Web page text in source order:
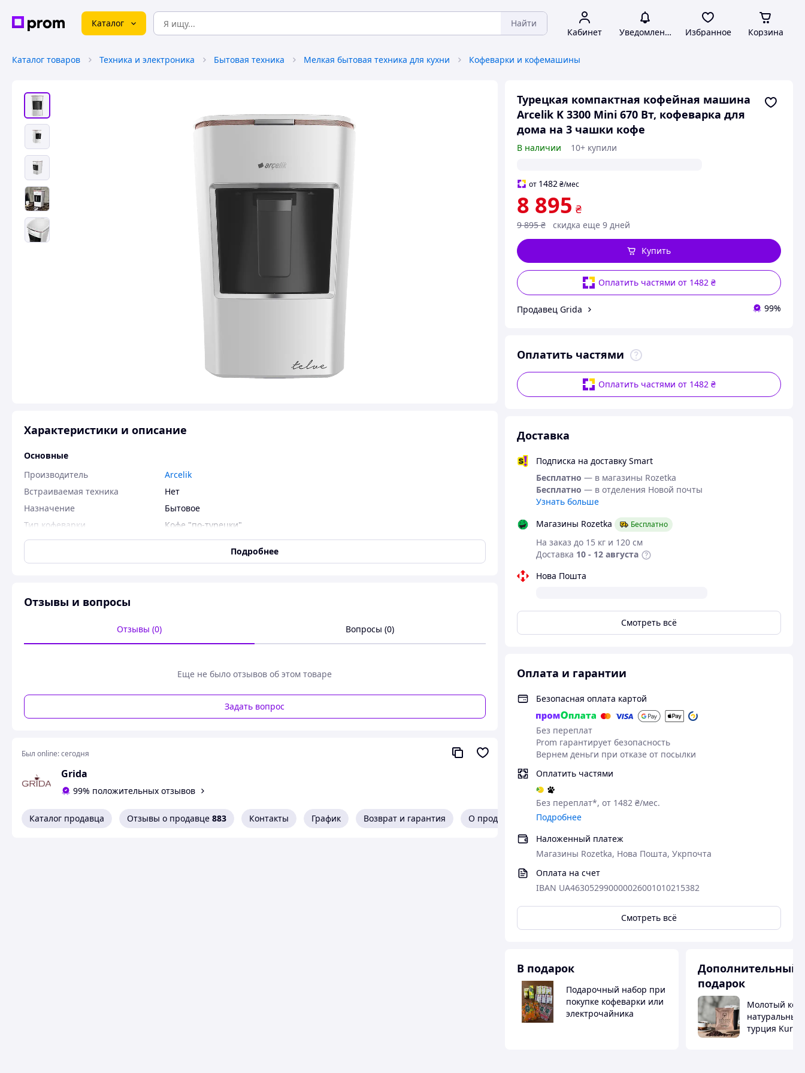
Каталог Найти
Кабинет Уведомления Избранное Корзина
Каталог товаров Техника и электроника Бытовая техника Мелкая бытовая техника для кухни Кофеварки и кофемашины
Турецкая компактная кофейная машина
Arcelik K 3300 Mini 670 Вт, кофеварка для
дома на 3 чашки кофе
В наличии 10+ купили
от 1482 ₴/мес
8 895 ₴
9 895 ₴ скидка еще 9 дней
Оплатить частями от 1482 ₴
Купить
Продавец Grida 99%
Оплатить частями
Оплатить частями от 1482 ₴
Доставка
Подписка на доставку Smart
Бесплатно — в магазины Rozetka
Бесплатно — в отделения Новой почты
Узнать больше
Магазины Rozetka
Бесплатно
На заказ до 15 кг и 120 см
Доставка 10 - 12 августа
Нова Пошта
Смотреть всё
Оплата и гарантии
Безопасная оплата картой
Без переплат
Prom гарантирует безопасность
Вернем деньги при отказе от посылки
Оплатить частями
Без переплат*, от 1482 ₴/мес.
Подробнее
Наложенный платеж
Магазины Rozetka, Нова Пошта, Укрпочта
Оплата на счет
IBAN UA463052990000026001010215382
Смотреть всё
В подарок
Подарочный набор при
покупке кофеварки или
электрочайника
Дополнительный
подарок
Молотый
натуральный
турция
Характеристики и описание
Основные
Производитель
Arcelik
Встраиваемая техника
Нет
Назначение
Бытовое
Тип кофеварки
Кофе "по-турецки"
Тип используемого кофе
Молотый
Потребляемая мощность
Страна производитель
Состояние
Новое
Пользовательские характеристики
Кофеварка автоматическая для
без бака 670 Вт
Кофеварка автоматическая для кофе по турецки Arcelik K 3300 Mini
Автоматическая кофеварка для кофе по турецким Arcelik K 3300 Mini Управление одной
кнопкой без бака 670 Вт
Подробнее
Отзывы и вопросы
Отзывы (0) Вопросы (0)
Еще не было отзывов об этом товаре
Задать вопрос
Был online:сегодня
Grida
99% положительных отзывов
Каталог продавца Отзывы о продавце 883 Контакты График Возврат и гарантия О продавце